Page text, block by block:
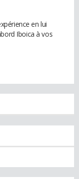
en lui
Iboica à vos